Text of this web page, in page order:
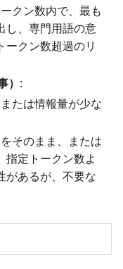
クン数内で、最も
し、専門用語の意
ークン数超過のリ
） :
たは情報量が少な
そのまま、または
指定トークン数よ
があるが、不要な